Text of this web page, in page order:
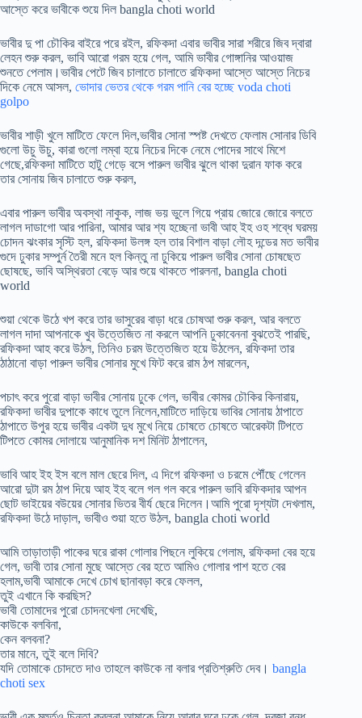
আস্তে করে ভাবীকে শুয়ে দিল bangla choti world
ভাবীর দু পা চৌকির বাইরে পরে রইল, রফিকদা এবার ভাবীর সারা শরীরে জিব দ্বারা
লেহন শুরু করল, ভাবি আরো গরম হয়ে গেল, আমি ভাবীর গোঙ্গানির আওয়াজ
শুনতে পেলাম।ভাবীর পেটে জিব চালাতে চালাতে রফিকদা আস্তে আস্তে নিচের
দিকে নেমে আসল, ভোদার ভেতর থেকে গরম পানি বের হচ্ছে voda choti
golpo
ভাবীর শাড়ী খুলে মাটিতে ফেলে দিল,ভাবীর সোনা স্পষ্ট দেখতে ফেলাম সোনার ডিবি
গুলো উচু উচু, কারা গুলো লম্বা হয়ে নিচের দিকে নেমে পোদের সাথে মিশে
গেছে,রফিকদা মাটিতে হাটু গেড়ে বসে পারুল ভাবীর ঝুলে থাকা দুরান ফাক করে
তার সোনায় জিব চালাতে শুরু করল,
এবার পারুল ভাবীর অবস্থা নাকুক, লাজ ভয় ভুলে গিয়ে প্রায় জোরে জোরে বলতে
লাগল দাডাগো আর পারিনা, আমার আর শ্য হচ্ছেনা ভাবী আহ ইহ ওহ শব্ধে ঘরময়
চোদন ঝংকার সৃস্টি হল, রফিকদা উলঙ্গ হল তার বিশাল বাড়া লৌহ দন্ডের মত ভাবীর
গুদে ঢুকার সম্পুর্ন তৈরী মনে হল কিন্তু না ঢুকিয়ে পারুল ভাবীর সোনা চোষছেত
ছোষছে, ভাবি অস্থিরতা বেড়ে আর শুয়ে থাকতে পারলনা, bangla choti
world
শুয়া থেকে উঠে খপ করে তার ভাসুরের বাড়া ধরে চোষআ শুরু করল, আর বলতে
লাগল দাদা আপনাকে খুব উত্তেজিত না করলে আপনি ঢুকাবেননা বুঝতেই পারছি,
রফিকদা আহ করে উঠল, তিনিও চরম উত্তেজিত হয়ে উঠলেন, রফিকদা তার
ঠাঠানো বাড়া পারুল ভাবীর সোনার মুখে ফিট করে রাম ঠপ মারলেন,
পচাৎ করে পুরো বাড়া ভাবীর সোনায় ঢুকে গেল, ভাবীর কোমর চৌকির কিনারায়,
রফিকদা ভাবীর দুপাকে কাধে তুলে নিলেন,মাটিতে দাড়িয়ে ভাবির সোনায় ঠাপাতে
ঠাপাতে উপুর হয়ে ভাবীর একটা দুধ মুখে নিয়ে চোষতে চোষতে আরেকটা টিপতে
টিপতে কোমর দোলায়ে আনুমানিক দশ মিনিট ঠাপালেন,
ভাবি আহ ইহ ইস বলে মাল ছেরে দিল, এ দিগে রফিকদা ও চরমে পৌঁছে গেলেন
আরো দুটা রম ঠাপ দিয়ে আহ ইহ বলে গল গল করে পারুল ভাবি রফিকদার আপন
ছোট ভাইয়ের বউয়ের সোনার ভিতর বীর্য ছেরে দিলেন।আমি পুরো দৃশ্যটা দেখলাম,
রফিকদা উঠে দাড়াল, ভাবীও শুয়া হতে উঠল, bangla choti world
আমি তাড়াতাড়ী পাকের ঘরে রাকা গোলার পিছনে লুকিয়ে গেলাম, রফিকদা বের হয়ে
গেল, ভাবী তার সোনা মুছে আস্তে বের হতে আমিও গোলার পাশ হতে বের
হলাম,ভাবী আমাকে দেখে চোখ ছানাবড়া করে ফেলল,
তুই এখানে কি করছিস?
ভাবী তোমাদের পুরো চোদনখেলা দেখেছি,
কাউকে বলবিনা,
কেন বলবনা?
তার মানে, তুই বলে দিবি?
যদি তোমাকে চোদতে দাও তাহলে কাউকে না বলার প্রতিশ্রুতি দেব। bangla
choti sex